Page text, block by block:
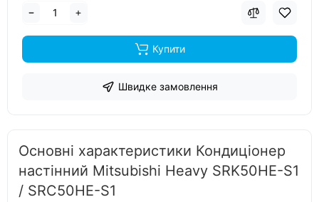
Купити
Швидке замовлення
Основні характеристики Кондиціонер
настінний Mitsubishi Heavy SRK50HE-S1
/ SRС50HE-S1